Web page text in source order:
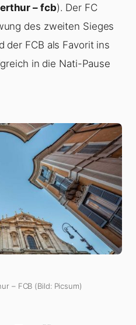
– fcb). Der FC
des zweiten Sieges
der FCB als Favorit ins
in die Nati-Pause
– FCB (Bild: Picsum)